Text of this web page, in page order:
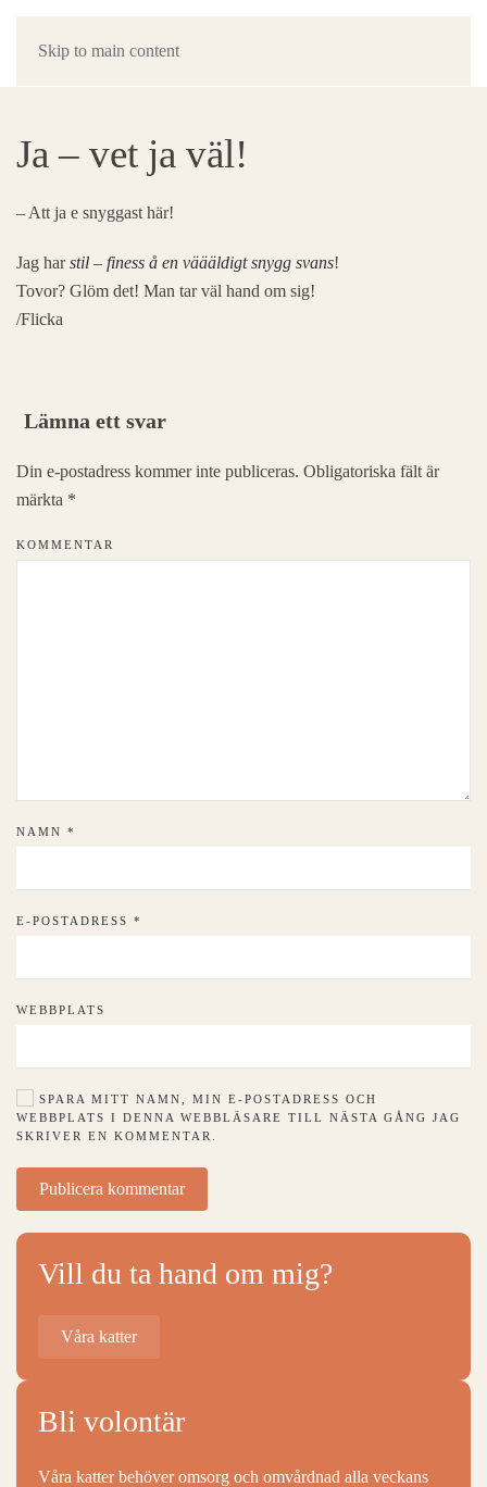
Skip to main content
Ja – vet ja väl!
– Att ja e snyggast här!
Jag harstil – finess å en väääldigt snygg svans!
Tovor? Glöm det! Man tar väl hand om sig!
/Flicka
Lämna ett svar
Din e-postadress kommer inte publiceras. Obligatoriska fält är
märkta *
KOMMENTAR
NAMN *
E-POSTADRESS *
WEBBPLATS
SPARA MITT NAMN, MIN E-POSTADRESS OCH
WEBBPLATS I DENNA WEBBLÄSARE TILL NÄSTA GÅNG JAG
SKRIVER EN KOMMENTAR.
Publicera kommentar
Vill du ta hand om mig?
Våra katter
Bli volontär
Våra katter behöver omsorg och omvårdnad alla veckans